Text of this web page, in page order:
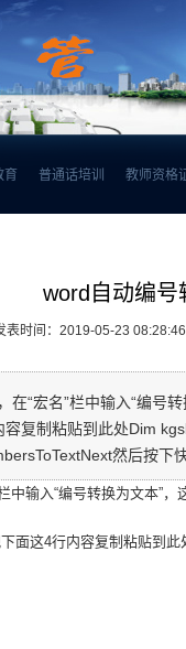
育 普通话培训 教师资格
word自动编号
表时间：2019-05-23 08:28:46
“宏名”栏中输入“编号
容复制粘贴到此处Dim
然后按下
输入“编号转换为文本”，
面这4行内容复制粘贴到此